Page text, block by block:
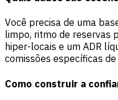
Você precisa de uma
limpo, ritmo de reservas
hiper-locais e um ADR
comissões específicas
Como construir a